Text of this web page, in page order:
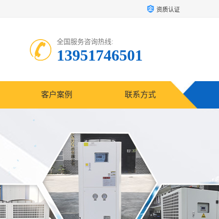
资质认证
全国服务咨询热线:
13951746501
客户案例 联系方式